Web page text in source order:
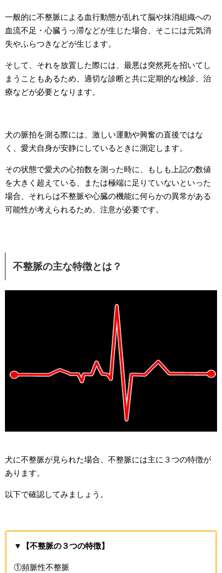
一般的に不整脈による血行動態が乱れて脳や抹消組織への
血流不足・心臓うっ滞などが生じた場合、そこには元気消
失やふらつきなどが生じます。
そして、それを放置した際には、最悪は突然死を招いてし
まうこともあるため、適切な診断と共に定期的な検診、治
療などが必要となります。
犬の脈拍を測る際には、激しい運動や興奮の直後ではな
く、愛犬自身が安静にしているときに測定します。
その状態で愛犬の心拍数を測った時に、もしも上記の数値
を大きく超えている、または極端に足りていないといった
場合、それらは不整脈や心臓の機能に何らかの異常がある
可能性が考えられるため、注意が必要です。
不整脈の主な特徴とは？
犬に不整脈が見られた場合、不整脈には主に３つの特徴が
あります。
以下で確認してみましょう。
▼【不整脈の３つの特徴】
①頻脈性不整脈